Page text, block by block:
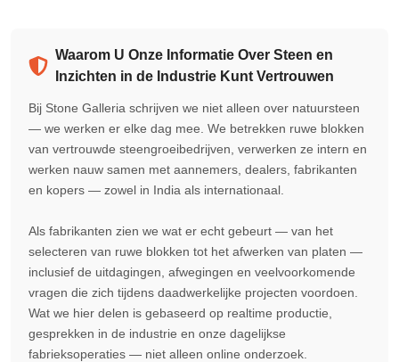
Waarom U Onze Informatie Over Steen en
Inzichten in de Industrie Kunt Vertrouwen
Bij Stone Galleria schrijven we niet alleen over natuursteen
— we werken er elke dag mee. We betrekken ruwe blokken
van vertrouwde steengroeibedrijven, verwerken ze intern en
werken nauw samen met aannemers, dealers, fabrikanten
en kopers — zowel in India als internationaal.
Als fabrikanten zien we wat er echt gebeurt — van het
selecteren van ruwe blokken tot het afwerken van platen —
inclusief de uitdagingen, afwegingen en veelvoorkomende
vragen die zich tijdens daadwerkelijke projecten voordoen.
Wat we hier delen is gebaseerd op realtime productie,
gesprekken in de industrie en onze dagelijkse
fabrieksoperaties — niet alleen online onderzoek.